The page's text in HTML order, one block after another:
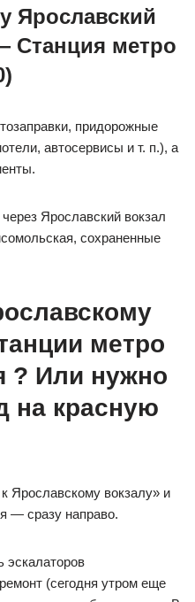
Ярославский
Станция метро
придорожные
автосервисы и т. п.), а
Ярославский вокзал
сохраненные
метро
? Или нужно
на красную
Ярославскому вокзалу» и
— сразу направо.
эскалаторов
(сегодня утром еще